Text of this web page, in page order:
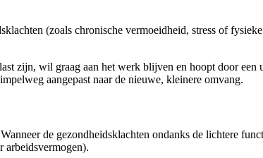
(zoals chronische vermoeidheid, stress of
zijn, wil graag aan het werk blijven en hoopt door
aangepast naar de nieuwe, kleinere omvang.
de gezondheidsklachten ondanks de lichtere